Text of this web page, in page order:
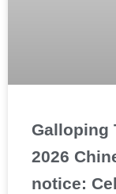
Galloping
2026
notice: